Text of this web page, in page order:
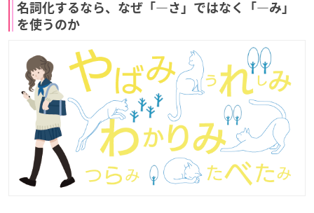
名詞化するなら、なぜ「―さ」ではなく「―み」
を使うのか